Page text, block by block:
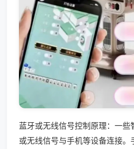
蓝牙或无线信号控制原理：一些
或无线信号与手机等设备连接。